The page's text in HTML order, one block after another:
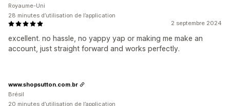
2 septembre 2024
excellent. no hassle, no yappy yap or making me make an
account, just straight forward and works perfectly.
Royaume-Uni
28 minutes d’utilisation de l’application
www.shopsutton.com.br
Brésil
20 minutes d’utilisation de l’application